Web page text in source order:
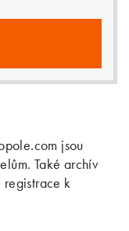
jsou
Také archív
k